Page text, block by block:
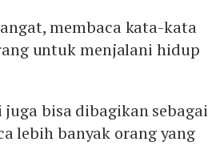
membaca kata-kata
untuk menjalani hidup
bisa dibagikan sebagai
lebih banyak orang yang